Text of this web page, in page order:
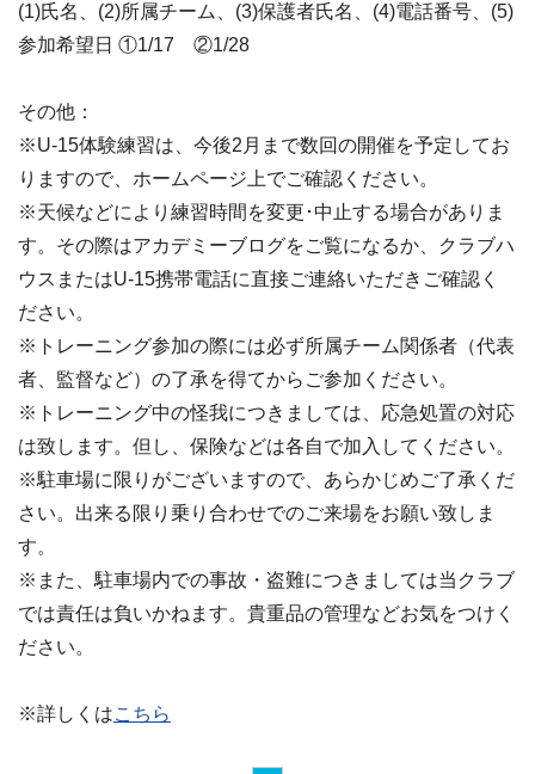
(1)氏名、(2)所属チーム、(3)保護者氏名、(4)電話番号、(5)
参加希望日 ①1/17 ②1/28
その他：
※U-15体験練習は、今後2月まで数回の開催を予定してお
りますので、ホームページ上でご確認ください。
※天候などにより練習時間を変更･中止する場合がありま
す。その際はアカデミーブログをご覧になるか、クラブハ
ウスまたはU-15携帯電話に直接ご連絡いただきご確認く
ださい。
※トレーニング参加の際には必ず所属チーム関係者（代表
者、監督など）の了承を得てからご参加ください。
※トレーニング中の怪我につきましては、応急処置の対応
は致します。但し、保険などは各自で加入してください。
※駐車場に限りがございますので、あらかじめご了承くだ
さい。出来る限り乗り合わせでのご来場をお願い致しま
す。
※また、駐車場内での事故・盗難につきましては当クラブ
では責任は負いかねます。貴重品の管理などお気をつけく
ださい。
※詳しくはこちら